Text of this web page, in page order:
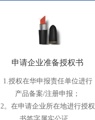
申请企业准备授权书
1.授权在华申报责任单位进行
产品备案/注册申报；
2。在申请企业所在地进行授权